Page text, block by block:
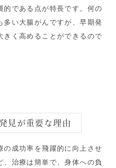
的である点が特長です。何の
い大腸がんですが、早期発
きく高めることができるので
見が重要な理由
の成功率を飛躍的に向上させ
、治療は簡単で、身体への負